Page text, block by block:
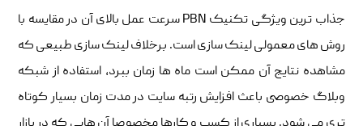
جذاب ترین ویژگی تکنیک PBN سرعت عمل بالای آن در مقایسه با
روش های معمولی لینک سازی است. برخلاف لینک سازی طبیعی که
مشاهده نتایج آن ممکن است ماه ها زمان ببرد، استفاده از شبکه
وبلاگ خصوصی باعث افزایش رتبه سایت در مدت زمان بسیار کوتاه